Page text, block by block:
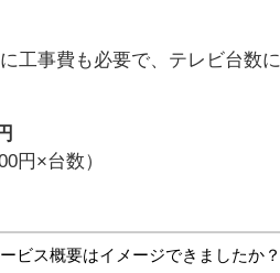
工事費も必要で、テレビ台数
円×台数）
ビス概要はイメージできましたか？